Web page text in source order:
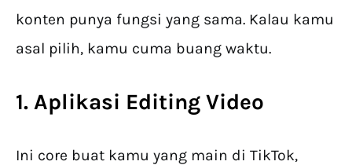
konten punya fungsi yang sama. Kalau kamu
asal pilih, kamu cuma buang waktu.
1. Aplikasi Editing Video
Ini core buat kamu yang main di TikTok,